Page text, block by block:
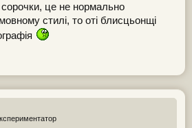
це не нормально
стилі, то оті блисцьонщі